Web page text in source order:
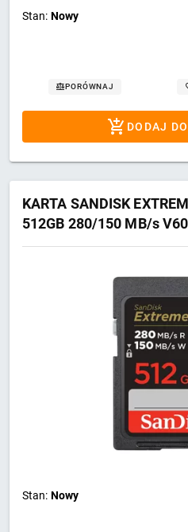
Stan: Nowy
PORÓWNAJ
DODAJ
KARTA SANDISK
512GB 280/150 MB/s
Stan: Nowy